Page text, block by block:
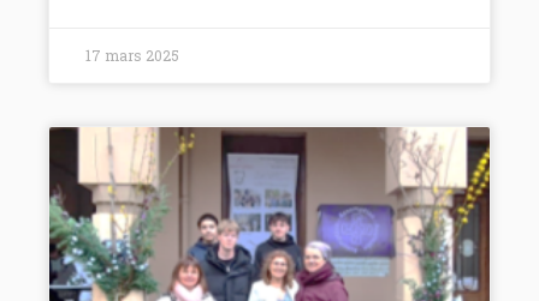
17 mars 2025